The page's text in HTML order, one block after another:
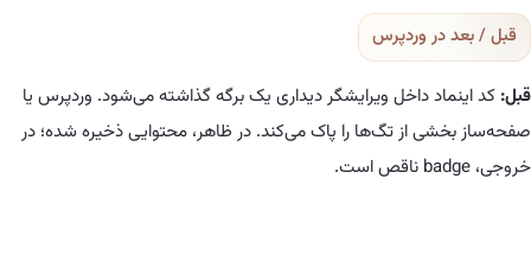
وردپرس
داخل ویرایشگر دیداری یک برگه گذاشته می‌شود. وردپرس یا
از تگ‌ها را پاک می‌کند. در ظاهر، محتوایی ذخیره شده؛ در